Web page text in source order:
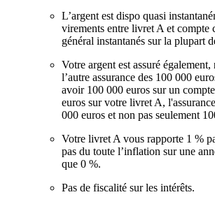
L’argent est dispo quasi
virements entre livret A et compte
général instantanés sur la plupart
Votre argent est assuré également,
l’autre assurance des 100 000
avoir 100 000 euros sur un
euros sur votre livret A,
000 euros et non pas seulement
Votre livret A vous rapporte 1 %
pas du toute l’inflation sur une
que 0 %.
Pas de fiscalité sur les intérêts.